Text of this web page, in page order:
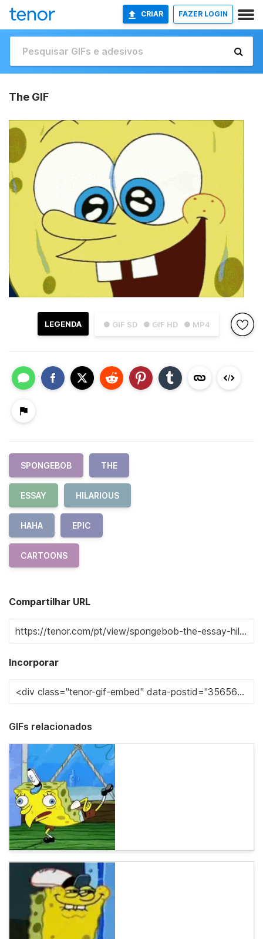
CRIAR FAZER LOGIN
The GIF
● GIF SD ● GIF HD ● MP4
LEGENDA
SPONGEBOB THE
ESSAY HILARIOUS
HAHA EPIC
CARTOONS
Compartilhar URL
Incorporar
GIFs relacionados